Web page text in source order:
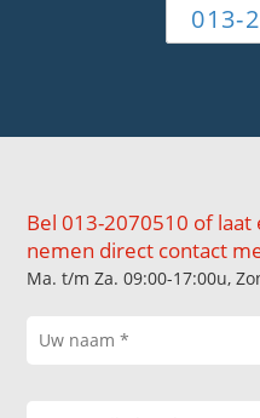
013-
Bel 013-2070510 of
nemen direct contact
Ma. t/m Za. 09:00-17:00u,